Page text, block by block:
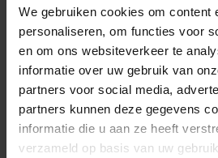
We gebruiken cookies om content
personaliseren, om functies voor
en om ons websiteverkeer te
informatie over uw gebruik van
partners voor social media,
partners kunnen deze gegevens
informatie die u aan ze heeft
verzameld op basis van uw
BIG: 49924595904
José Schouten
Werkdagen: maandag,
Aandachtsgebied: